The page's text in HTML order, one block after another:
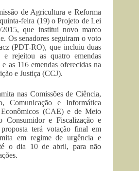
de Agricultura e Reforma
feira (19) o Projeto de Lei
que institui novo marco
Os senadores seguiram o voto
(PDT-RO), que incluiu duas
e rejeitou as quatro emendas
as 116 emendas oferecidas na
e Justiça (CCJ).
nas Comissões de Ciência,
Comunicação e Informática
(CAE) e de Meio
Consumidor e Fiscalização e
terá votação final em
em regime de urgência e
o dia 10 de abril, para não